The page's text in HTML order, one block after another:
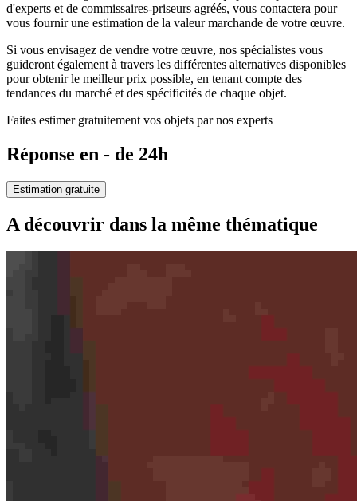
d'experts et de commissaires-priseurs agréés, vous contactera pour
vous fournir une estimation de la valeur marchande de votre œuvre.
Si vous envisagez de vendre votre œuvre, nos spécialistes vous
guideront également à travers les différentes alternatives disponibles
pour obtenir le meilleur prix possible, en tenant compte des
tendances du marché et des spécificités de chaque objet.
Faites estimer gratuitement vos objets par nos experts
Réponse en - de 24h
Estimation gratuite
A découvrir dans la même thématique